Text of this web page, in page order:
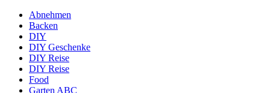
Abnehmen
Backen
DIY
DIY Geschenke
DIY Reise
DIY Reise
Food
Garten ABC